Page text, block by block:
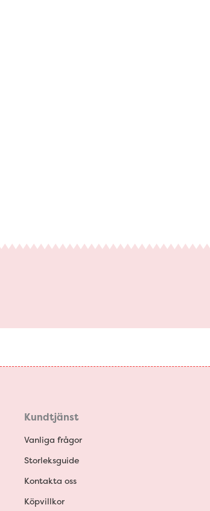
Kundtjänst
Vanliga frågor
Storleksguide
Kontakta oss
Köpvillkor